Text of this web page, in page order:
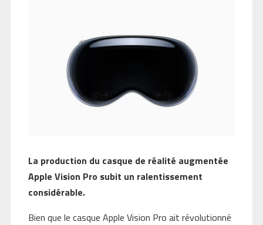
La production du casque de réalité augmentée
Apple Vision Pro subit un ralentissement
considérable.
Bien que le casque Apple Vision Pro ait révolutionné